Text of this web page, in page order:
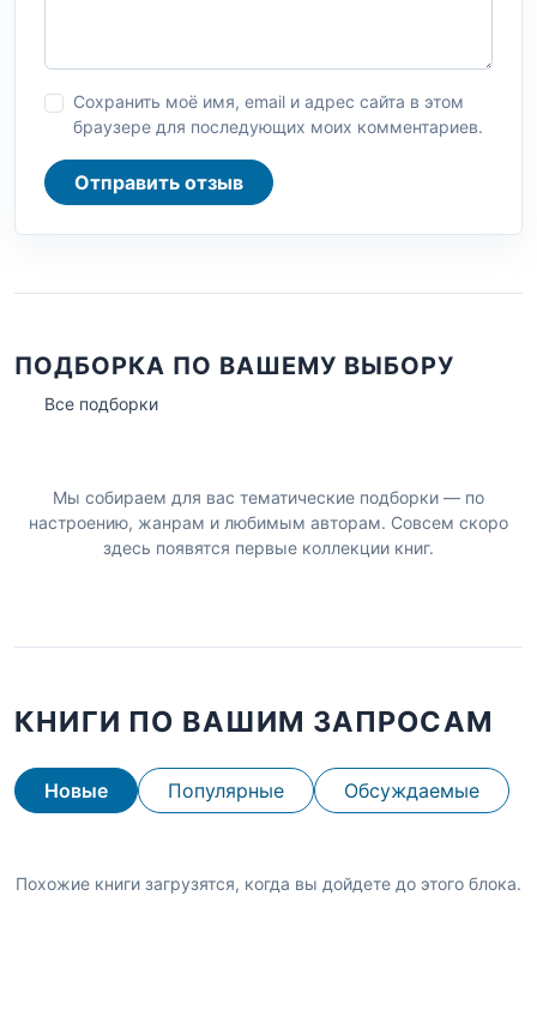
Сохранить моё имя, email и адрес сайта в этом
браузере для последующих моих комментариев.
Отправить отзыв
ПОДБОРКА ПО ВАШЕМУ ВЫБОРУ
Все подборки
Мы собираем для вас тематические подборки — по
настроению, жанрам и любимым авторам. Совсем скоро
здесь появятся первые коллекции книг.
КНИГИ ПО ВАШИМ ЗАПРОСАМ
Новые Популярные Обсуждаемые
Похожие книги загрузятся, когда вы дойдете до этого блока.